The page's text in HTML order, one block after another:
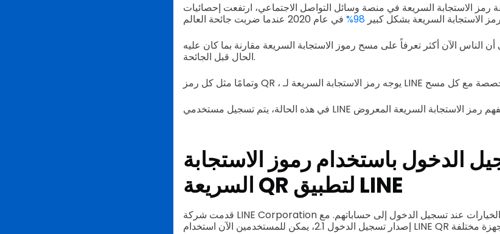
رمز الاستجابة السريعة في منصة وسائل التواصل الاجتماعي، ارتفعت إحصائيات
الاستجابة السريعة بشكل كبير98%
أن الناس الآن أكثر تعرفاً على مسح رموز الاستجابة السريعة مقارنة بما كان عليه
الحال قبل الجائحة.
الدخول باستخدام رموز الاستجابة
السريعة QR لتطبيق LINE
قدمت شركة LINE Corporation لمستخدميها مجموعة واسعة من الخيارات عند تسجيل الدخول إلى حساباتهم. مع